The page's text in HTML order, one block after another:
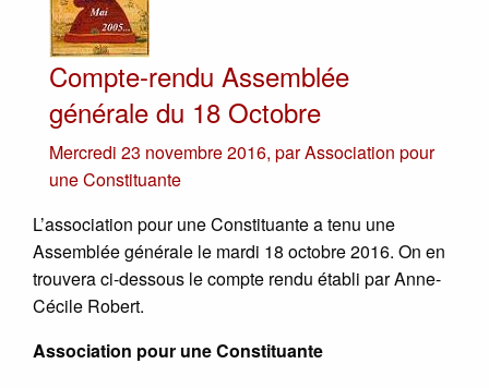
Compte-rendu Assemblée
générale du 18 Octobre
Mercredi 23 novembre 2016, parAssociation pour
une Constituante
L’association pour une Constituante a tenu une
Assemblée générale le mardi 18 octobre 2016. On en
trouvera ci-dessous le compte rendu établi par Anne-
Cécile Robert.
Association pour une Constituante